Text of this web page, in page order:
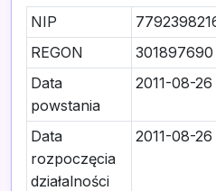
NIP
REGON
301897690
Data
powstania
2011-08-26
Data
rozpoczęcia
działalności
2011-08-26